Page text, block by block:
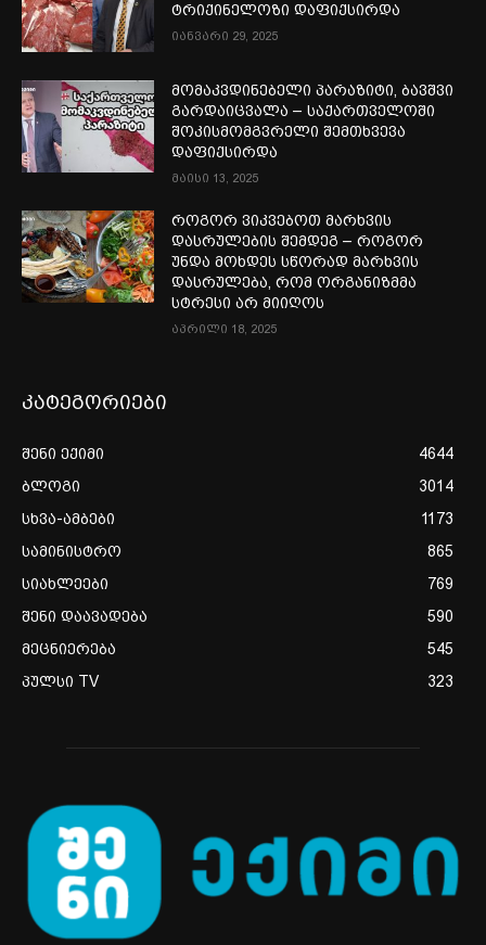
ტრიქინელოზი დაფიქსირდა
იანვარი 29, 2025
მომაკვდინებელი პარაზიტი, ბავშვი
გარდაიცვალა – საქართველოში
შოკისმომგვრელი შემთხვევა
დაფიქსირდა
მაისი 13, 2025
როგორ ვიკვებოთ მარხვის
დასრულების შემდეგ – როგორ
უნდა მოხდეს სწორად მარხვის
დასრულება, რომ ორგანიზმმა
სტრესი არ მიიღოს
აპრილი 18, 2025
კატეგორიები
შენი ექიმი
4644
ბლოგი
3014
სხვა-ამბები
1173
სამინისტრო
865
სიახლეები
769
შენი დაავადება
590
მეცნიერება
545
პულსი TV
323